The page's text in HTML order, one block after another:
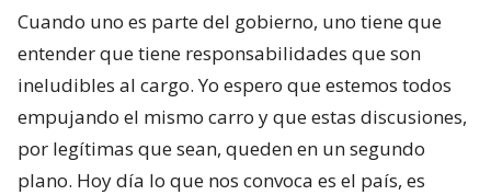
Cuando uno es parte del gobierno, uno tiene que
entender que tiene responsabilidades que son
ineludibles al cargo. Yo espero que estemos todos
empujando el mismo carro y que estas discusiones,
por legítimas que sean, queden en un segundo
plano. Hoy día lo que nos convoca es el país, es